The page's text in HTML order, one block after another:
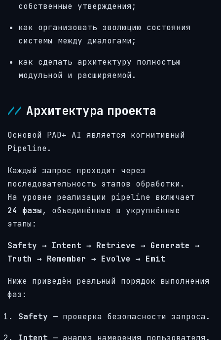
собственные утверждения;
как организовать эволюцию состояния
системы между диалогами;
как сделать архитектуру полностью
модульной и расширяемой.
Архитектура проекта
Основой PAD+ AI является когнитивный
Pipeline.
Каждый запрос проходит через
последовательность этапов обработки.
На уровне реализации pipeline включает
24 фазы, объединённые в укрупнённые
этапы:
Safety → Intent → Retrieve → Generate →
Truth → Remember → Evolve → Emit
Ниже приведён реальный порядок выполнения
фаз:
Safety — проверка безопасности запроса.
Intent — анализ намерения пользователя.